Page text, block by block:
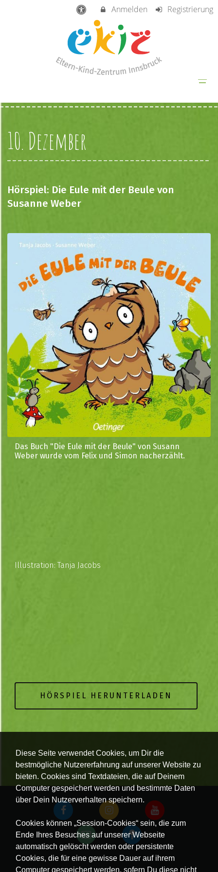
Diese Seite verwendet Cookies, um Dir die
bestmögliche Nutzererfahrung auf unserer Website zu
bieten. Cookies sind Textdateien, die auf Deinem
Computer gespeichert werden und bestimmte Daten
über Dein Nutzerverhalten speichern.
Cookies können „Session-Cookies“ sein, die zum
Ende Ihres Besuches auf unserer Webseite
automatisch gelöscht werden oder persistente
Cookies, die für eine gewisse Dauer auf ihrem
Computer gespeichert werden, sofern Du diese nicht
Anmelden Registrierung
10. Dezember
Hörspiel: Die Eule mit der Beule von
Susanne Weber
Das Buch "Die Eule mit der Beule" von Susann
Weber wurde vom Felix und Simon nacherzählt.
Illustration: Tanja Jacobs
HÖRSPIEL HERUNTERLADEN